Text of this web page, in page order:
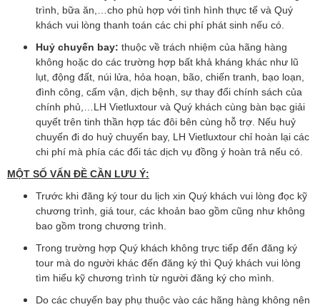
trình, bữa ăn,…cho phù hợp với tình hình thực tế và Quý
khách vui lòng thanh toán các chi phí phát sinh nếu có.
Huỷ chuyến bay: thuộc về trách nhiệm của hãng hàng
không hoặc do các trường hợp bất khả kháng khác như lũ
lụt, động đất, núi lửa, hỏa hoạn, bão, chiến tranh, bạo loạn,
đình công, cấm vận, dịch bệnh, sự thay đổi chính sách của
chính phủ,…LH Vietluxtour và Quý khách cùng bàn bạc giải
quyết trên tinh thần hợp tác đôi bên cùng hỗ trợ. Nếu huỷ
chuyến đi do huỷ chuyến bay, LH Vietluxtour chỉ hoàn lại các
chi phí mà phía các đối tác dịch vụ đồng ý hoàn trả nếu có.
MỘT SỐ VẤN ĐỀ CẦN LƯU Ý:
Trước khi đăng ký tour du lịch xin Quý khách vui lòng đọc kỹ
chương trình, giá tour, các khoản bao gồm cũng như không
bao gồm trong chương trình.
Trong trường hợp Quý khách không trực tiếp đến đăng ký
tour mà do người khác đến đăng ký thì Quý khách vui lòng
tìm hiểu kỹ chương trình từ người đăng ký cho mình.
Do các chuyến bay phụ thuộc vào các hãng hàng không nên